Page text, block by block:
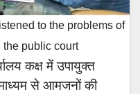
to the problems of
public court
कक्ष में उपायुक्त
से आमजनों की